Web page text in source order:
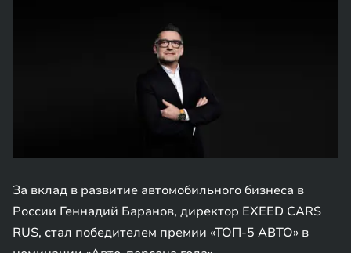
За вклад в развитие автомобильного бизнеса в
России Геннадий Баранов, директор EXEED CARS
RUS, стал победителем премии «ТОП-5 АВТО» в